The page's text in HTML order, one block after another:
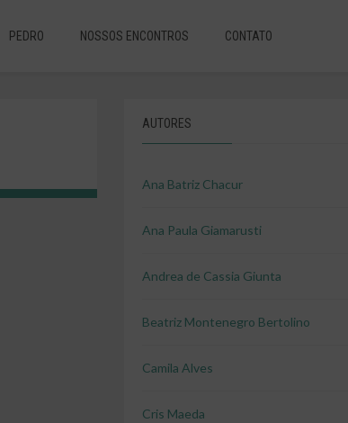
PEDRO NOSSOS ENCONTROS CONTATO
AUTORES
Ana Batriz Chacur
Ana Paula Giamarusti
Andrea de Cassia Giunta
Beatriz Montenegro Bertolino
Camila Alves
Cris Maeda